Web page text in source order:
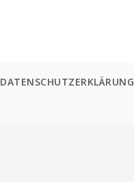
DATENSCHUTZERKLÄRUNG